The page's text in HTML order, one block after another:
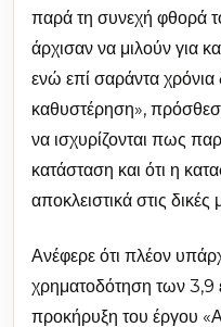
παρά τη συνεχή φθορά
άρχισαν να μιλούν για
ενώ επί σαράντα χρόνια
καθυστέρηση»,
να ισχυρίζονται πως
κατάσταση και ότι η
αποκλειστικά στις
Ανέφερε ότι πλέον
χρηματοδότηση των 3,9
προκήρυξη του έργου